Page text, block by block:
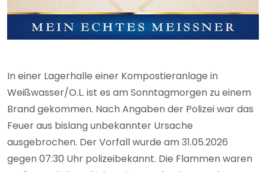
In einer Lagerhalle einer Kompostieranlage in
Weißwasser/O.L. ist es am Sonntagmorgen zu einem
Brand gekommen. Nach Angaben der Polizei war das
Feuer aus bislang unbekannter Ursache
ausgebrochen. Der Vorfall wurde am 31.05.2026
gegen 07:30 Uhr polizeibekannt. Die Flammen waren